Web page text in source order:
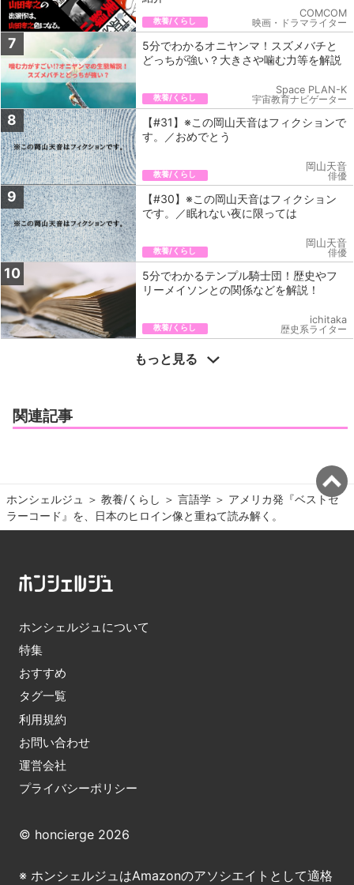
教養/くらし
COMCOM
映画・ドラマライター
7
5分でわかるオニヤンマ！スズメバチと
どっちが強い？大きさや噛む力等を解説
教養/くらし
Space PLAN-K
宇宙教育ナビゲーター
8
【#31】※この岡山天音はフィクションで
す。／おめでとう
教養/くらし
岡山天音
俳優
9
【#30】※この岡山天音はフィクション
です。／眠れない夜に限っては
教養/くらし
岡山天音
俳優
10
5分でわかるテンプル騎士団！歴史やフ
リーメイソンとの関係などを解説！
教養/くらし
ichitaka
歴史系ライター
もっと見る
関連記事
ホンシェルジュ ＞ 教養/くらし ＞ 言語学 ＞ アメリカ発『ベストセ
ラーコード』を、日本のヒロイン像と重ねて読み解く。
ホンシェルジュについて
特集
おすすめ
タグ一覧
利用規約
お問い合わせ
運営会社
プライバシーポリシー
© honcierge 2026
※ ホンシェルジュはAmazonのアソシエイトとして適格